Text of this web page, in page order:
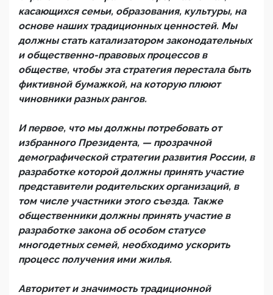
касающихся семьи, образования, культуры, на
основе наших традиционных ценностей. Мы
должны стать катализатором законодательных
и общественно-правовых процессов в
обществе, чтобы эта стратегия перестала быть
фиктивной бумажкой, на которую плюют
чиновники разных рангов.
И первое, что мы должны потребовать от
избранного Президента, — прозрачной
демографической стратегии развития России, в
разработке которой должны принять участие
представители родительских организаций, в
том числе участники этого съезда. Также
общественники должны принять участие в
разработке закона об особом статусе
многодетных семей, необходимо ускорить
процесс получения ими жилья.
Авторитет и значимость традиционной